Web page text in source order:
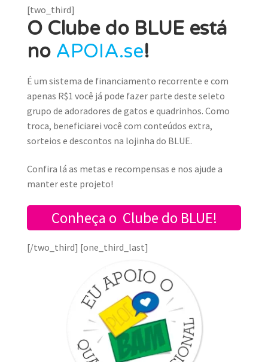
[two_third]
O Clube do BLUE está
no APOIA.se!
É um sistema de financiamento recorrente e com
apenas R$1 você já pode fazer parte deste seleto
grupo de adoradores de gatos e quadrinhos. Como
troca, beneficiarei você com conteúdos extra,
sorteios e descontos na lojinha do BLUE.
Confira lá as metas e recompensas e nos ajude a
manter este projeto!
Conheça o Clube do BLUE!
[/two_third] [one_third_last]